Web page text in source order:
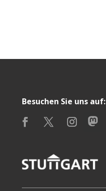
Besuchen Sie uns auf: